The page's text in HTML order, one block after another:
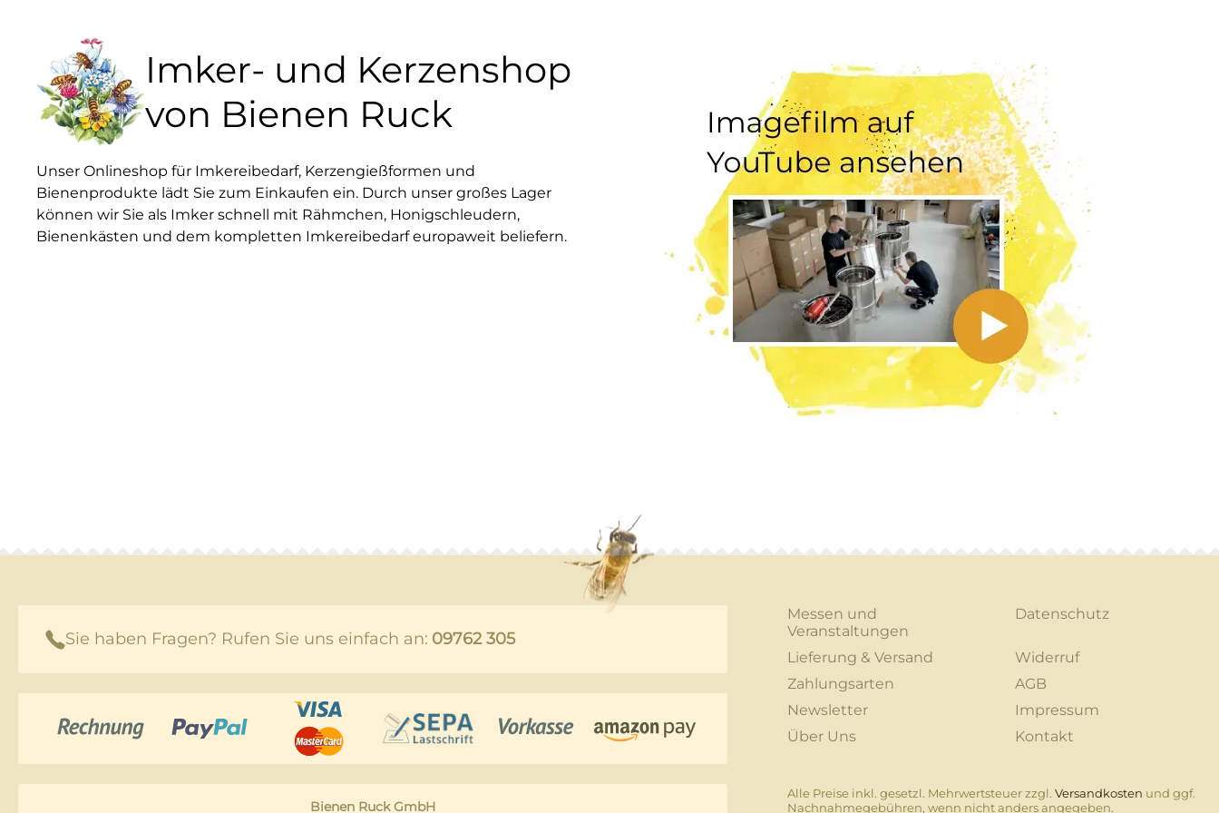
Imker- und Kerzenshop
von Bienen Ruck
Unser Onlineshop für Imkereibedarf, Kerzengießformen und
Bienenprodukte lädt Sie zum Einkaufen ein. Durch unser großes Lager
können wir Sie als Imker schnell mit Rähmchen, Honigschleudern,
Bienenkästen und dem kompletten Imkereibedarf europaweit beliefern.
Sie haben Fragen? Rufen Sie uns einfach an: 09762 305
Bienen Ruck GmbH
Messen und
Veranstaltungen
Datenschutz
Lieferung & Versand
Widerruf
Zahlungsarten
AGB
Newsletter
Impressum
Über Uns
Kontakt
Alle Preise inkl. gesetzl. Mehrwertsteuer zzgl. Versandkosten und ggf.
Nachnahmegebühren, wenn nicht anders angegeben.